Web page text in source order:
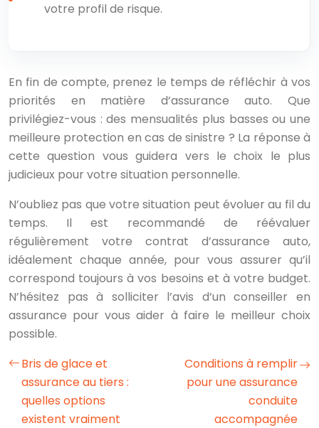
votre profil de risque.
En fin de compte, prenez le temps de réfléchir à vos
priorités en matière d’assurance auto. Que
privilégiez-vous : des mensualités plus basses ou une
meilleure protection en cas de sinistre ? La réponse à
cette question vous guidera vers le choix le plus
judicieux pour votre situation personnelle.
N’oubliez pas que votre situation peut évoluer au fil du
temps. Il est recommandé de réévaluer
régulièrement votre contrat d’assurance auto,
idéalement chaque année, pour vous assurer qu’il
correspond toujours à vos besoins et à votre budget.
N’hésitez pas à solliciter l’avis d’un conseiller en
assurance pour vous aider à faire le meilleur choix
possible.
Bris de glace et
assurance au tiers :
quelles options
existent vraiment
Conditions à remplir
pour une assurance
conduite
accompagnée